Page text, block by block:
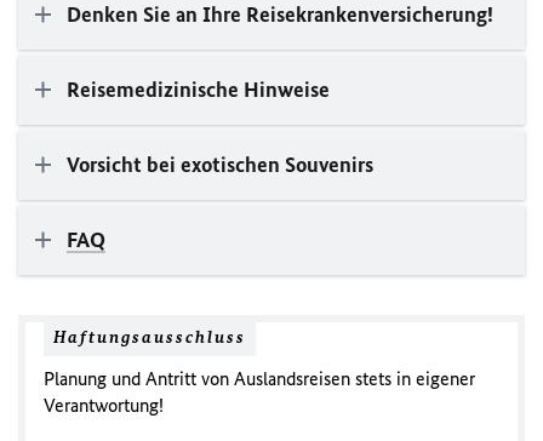
Denken Sie an Ihre Reisekrankenversicherung!
Reisemedizinische Hinweise
Vorsicht bei exotischen Souvenirs
FAQ
Haftungsausschluss
Planung und Antritt von Auslandsreisen stets in eigener
Verantwortung!